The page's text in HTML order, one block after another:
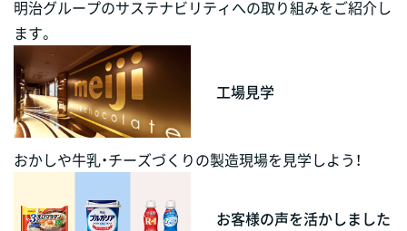
明治グループのサステナビリティへの取り組みをご紹介し
ます。
工場見学
おかしや牛乳・チーズづくりの製造現場を見学しよう！
お客様の声を活かしました